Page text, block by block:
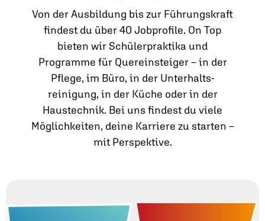
Von der Ausbildung bis zur Führungskraft
findest du über 40 Jobprofile. On Top
bieten wir Schülerpraktika und
Programme für Quereinsteiger – in der
Pflege, im Büro, in der Unterhalts­
reinigung, in der Küche oder in der
Haustechnik. Bei uns findest du viele
Möglichkeiten, deine Karriere zu starten –
mit Perspektive.